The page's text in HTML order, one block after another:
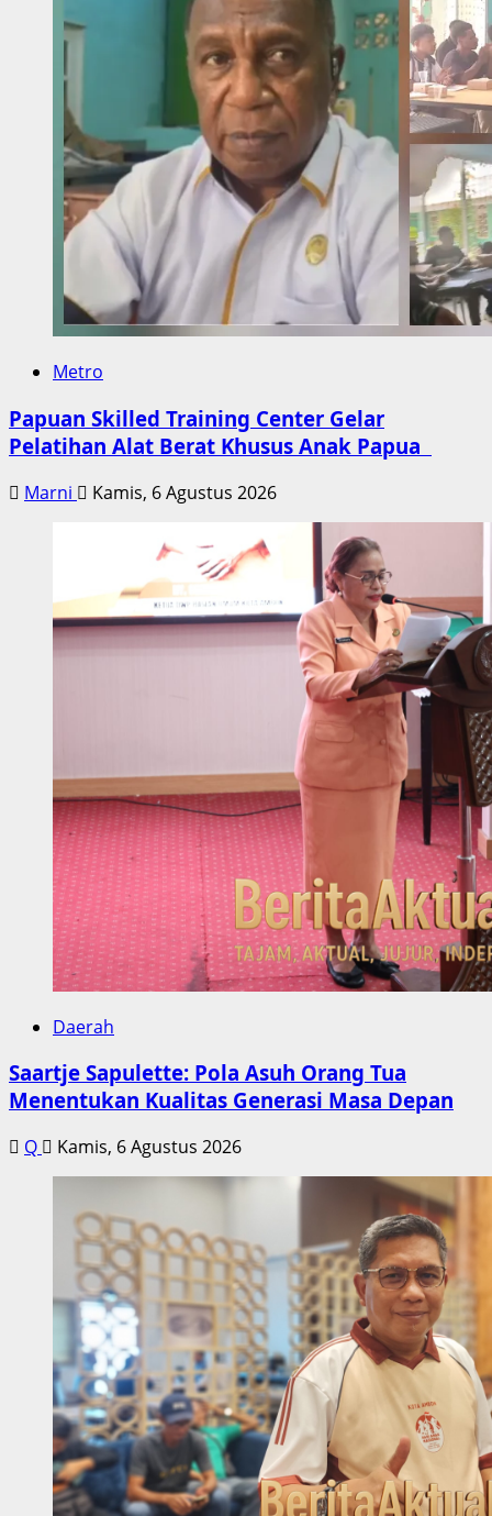
Metro
Papuan Skilled Training Center Gelar
Pelatihan Alat Berat Khusus Anak Papua
Marni Kamis, 6 Agustus 2026
Daerah
Saartje Sapulette: Pola Asuh Orang Tua
Menentukan Kualitas Generasi Masa Depan
Q Kamis, 6 Agustus 2026